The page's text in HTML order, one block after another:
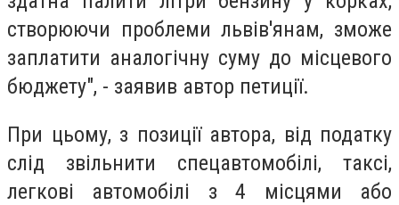
створюючи проблеми львів'янам, зможе
заплатити аналогічну суму до місцевого
бюджету", - заявив автор петиції.
При цьому, з позиції автора, від податку
слід звільнити спецавтомобілі, таксі,
легкові автомобілі з 4 місцями або